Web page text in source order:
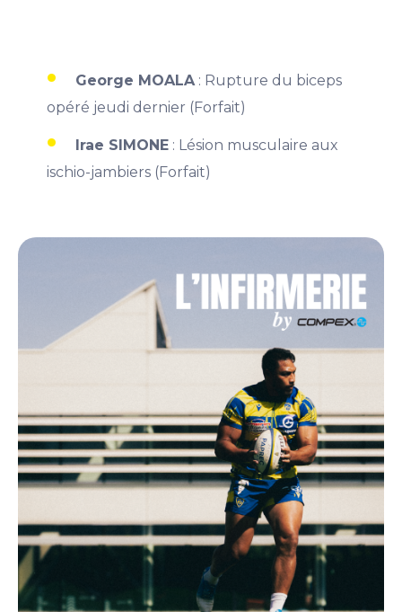
George MOALA: Rupture du biceps
opéré jeudi dernier (Forfait)
Irae SIMONE : Lésion musculaire aux
ischio-jambiers (Forfait)